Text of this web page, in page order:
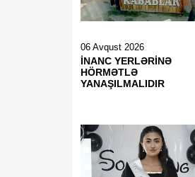
06 Avqust 2026
İNANC YERLƏRİNƏ
HÖRMƏTLƏ
YANAŞILMALIDIR